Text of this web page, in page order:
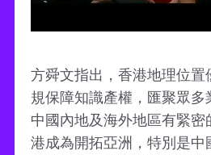
方舜文指出，香港地理位置
規保障知識產權，匯聚眾多
中國內地及海外地區有緊密
港成為開拓亞洲，特別是中